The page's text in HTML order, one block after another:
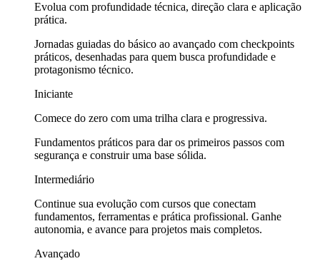
Evolua com profundidade técnica, direção clara e aplicação
prática.
Jornadas guiadas do básico ao avançado com checkpoints
práticos, desenhadas para quem busca profundidade e
protagonismo técnico.
Iniciante
Comece do zero com uma trilha clara e progressiva.
Fundamentos práticos para dar os primeiros passos com
segurança e construir uma base sólida.
Intermediário
Continue sua evolução com cursos que conectam
fundamentos, ferramentas e prática profissional. Ganhe
autonomia, e avance para projetos mais completos.
Avançado